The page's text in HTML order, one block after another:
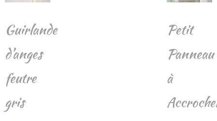
Guirlande
d’anges
feutre
gris
Petit
Panneau
à